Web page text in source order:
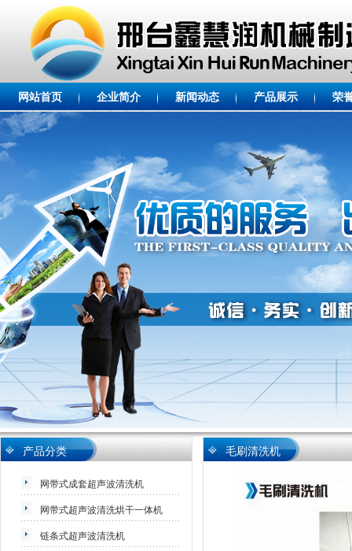
网站首页 企业简介 新闻动态 产品展示 荣
毛刷清洗机
产品分类
网带式成套超声波清洗机
网带式超声波清洗烘干一体机
链条式超声波清洗机